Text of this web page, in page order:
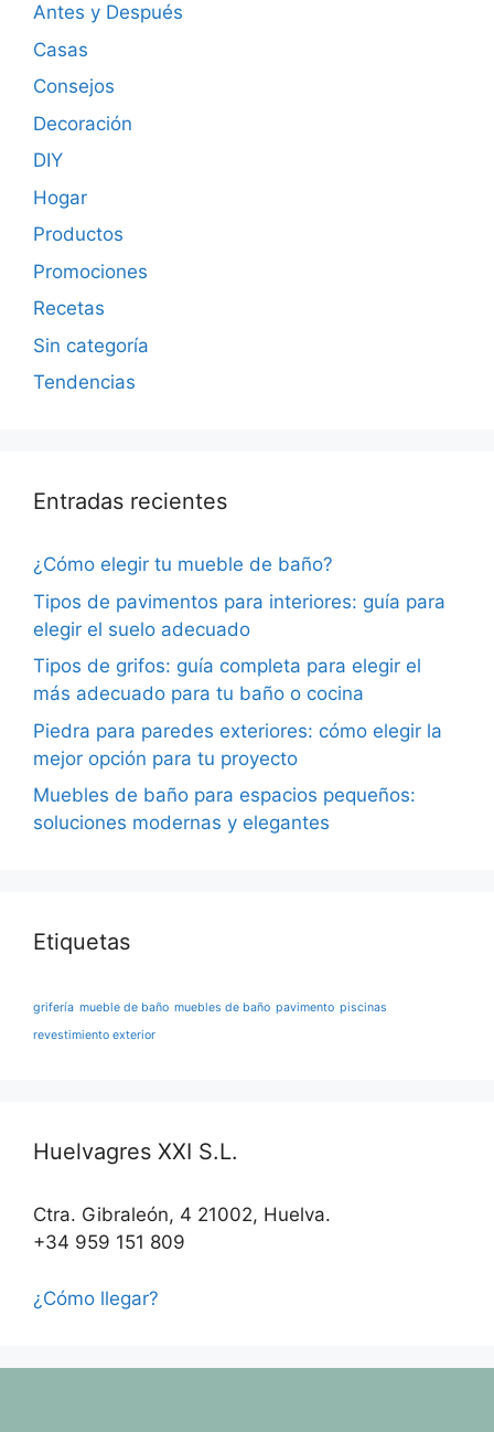
Antes y Después
Casas
Consejos
Decoración
DIY
Hogar
Productos
Promociones
Recetas
Sin categoría
Tendencias
Entradas recientes
¿Cómo elegir tu mueble de baño?
Tipos de pavimentos para interiores: guía para
elegir el suelo adecuado
Tipos de grifos: guía completa para elegir el
más adecuado para tu baño o cocina
Piedra para paredes exteriores: cómo elegir la
mejor opción para tu proyecto
Muebles de baño para espacios pequeños:
soluciones modernas y elegantes
Etiquetas
grifería mueble de baño muebles de baño pavimento piscinas
revestimiento exterior
Huelvagres XXI S.L.
Ctra. Gibraleón, 4 21002, Huelva.
+34 959 151 809
¿Cómo llegar?